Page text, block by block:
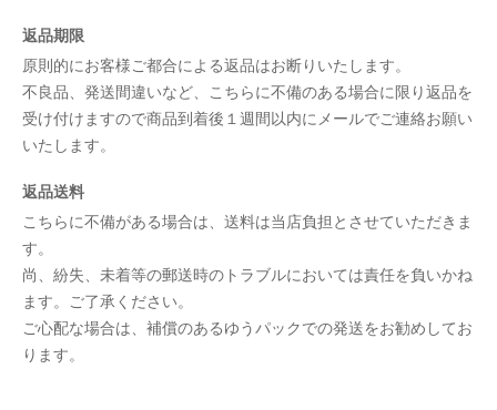
返品期限
原則的にお客様ご都合による返品はお断りいたします。
不良品、発送間違いなど、こちらに不備のある場合に限り返品を
受け付けますので商品到着後１週間以内にメールでご連絡お願い
いたします。
返品送料
こちらに不備がある場合は、送料は当店負担とさせていただきま
す。
尚、紛失、未着等の郵送時のトラブルにおいては責任を負いかね
ます。ご了承ください。
ご心配な場合は、補償のあるゆうパックでの発送をお勧めしてお
ります。